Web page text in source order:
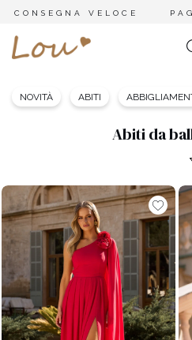
CONSEGNA VELOCE
NOVITÀ ABITI
Abiti da